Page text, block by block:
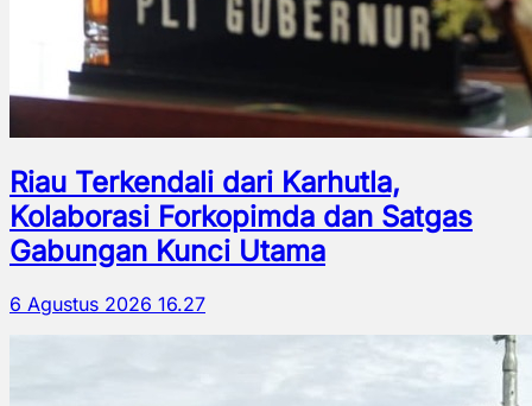
Riau Terkendali dari Karhutla,
Kolaborasi Forkopimda dan Satgas
Gabungan Kunci Utama
6 Agustus 2026 16.27